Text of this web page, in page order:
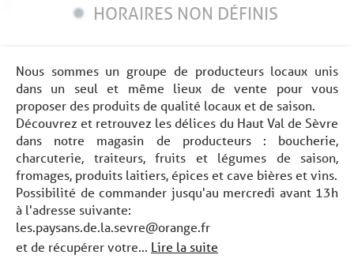
HORAIRES NON DÉFINIS
Nous sommes un groupe de producteurs locaux unis
dans un seul et même lieux de vente pour vous
proposer des produits de qualité locaux et de saison.
Découvrez et retrouvez les délices du Haut Val de Sèvre
dans notre magasin de producteurs : boucherie,
charcuterie, traiteurs, fruits et légumes de saison,
fromages, produits laitiers, épices et cave bières et vins.
Possibilité de commander jusqu'au mercredi avant 13h
à l'adresse suivante:
les.paysans.de.la.sevre@orange.fr
et de récupérer votre... Lire la suite